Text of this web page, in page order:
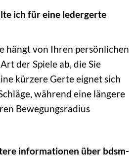
ich für eine ledergerte
hängt von Ihren persönlichen
der Spiele ab, die Sie
kürzere Gerte eignet sich
während eine längere
Bewegungsradius
informationen über bdsm-